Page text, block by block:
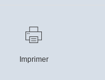
Imprimer